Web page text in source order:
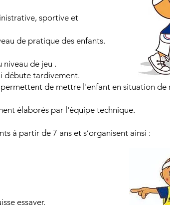
sportive et
de pratique des enfants.
de jeu .
débute tardivement.
de mettre l'enfant en situation de
élaborés par l'équipe technique.
à partir de 7 ans et s’organisent ainsi :
essayer.